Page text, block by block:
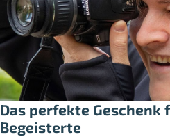
Das perfekte Geschenk
Begeisterte